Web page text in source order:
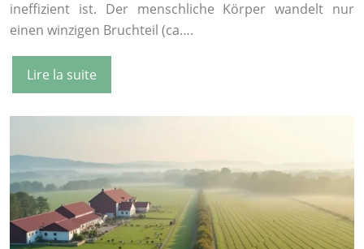
ineffizient ist. Der menschliche Körper wandelt nur
einen winzigen Bruchteil (ca….
Lire la suite